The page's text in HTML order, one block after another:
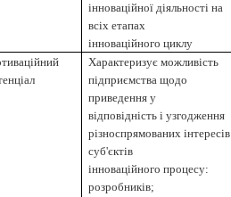
інноваційної діяльності на
всіх етапах
інноваційного циклу
Характеризує можливість
підприємства щодо
приведення у
відповідність і узгодження
різноспрямованих інтересів
суб'єктів
інноваційного процесу:
розробників;